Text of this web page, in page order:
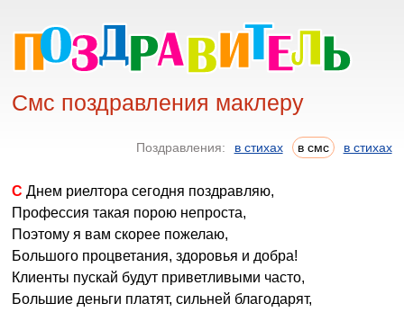
Смс поздравления маклеру
Поздравления: в стихах в смс в стихах
С Днем риелтора сегодня поздравляю,
Профессия такая порою непроста,
Поэтому я вам скорее пожелаю,
Большого процветания, здоровья и добра!
Клиенты пускай будут приветливыми часто,
Большие деньги платят, сильней благодарят,